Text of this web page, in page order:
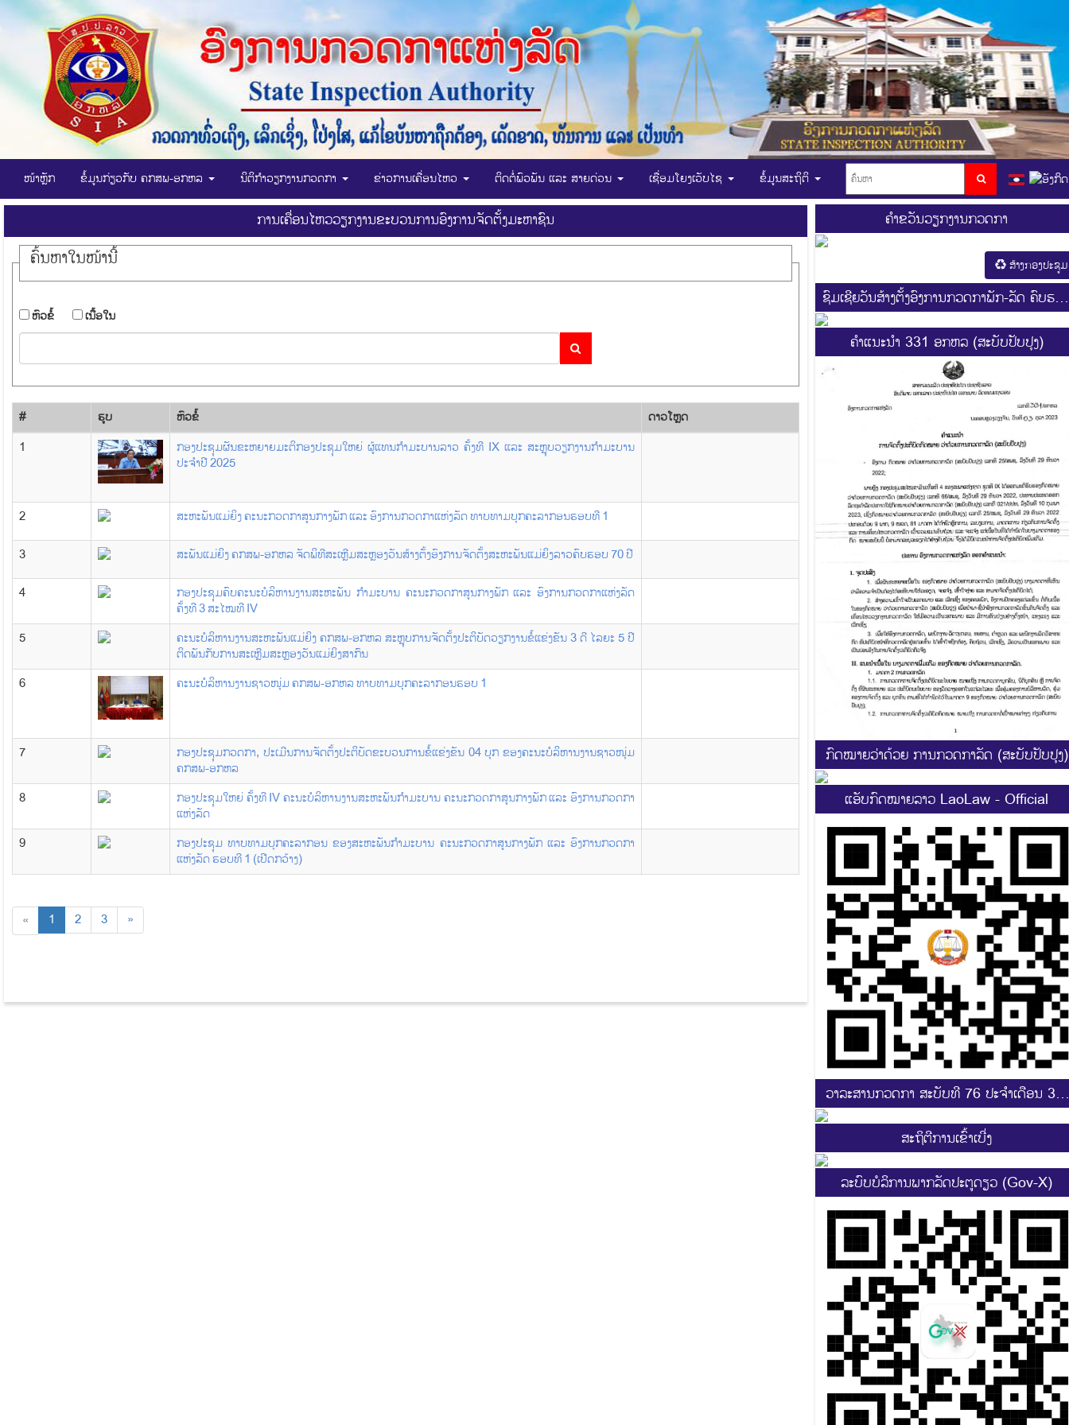
ໜ້າຫຼັກ ຂໍ້ມູນກ່ຽວກັບ ຄກສພ-ອກຫລ ນິຕິກໍາວຽກງານກວດກາ ຂ່າວການເຄື່ອນໄຫວ ຕິດຕໍ່ພົວພັນ ແລະ ສາຍດ່ວນ ເຊື່ອມໂຍງເວັບໄຊ ຂໍ້ມູນສະຖິຕິ
ການເຄື່ອນໄຫວວຽກງານຂະບວນການອົງການຈັດຕັ້ງມະຫາຊົນ
ຄົ້ນ​ຫາ​ໃນ​ໜ້ານີ້
​ຫົວ​ຂໍ້ ​ເນື້ອ​ໃນ
# ຮູບ ​ຫົວ​ຂໍ້
ດາວ​ໂຫຼດ
1
ກອງປະຊຸມຜັນຂະຫຍາຍມະຕິກອງປະຊຸມໃຫຍ່ ຜູ້ແທນກຳມະບານລາວ ຄັ້ງທີ IX ແລະ ສະຫຼຸບວຽກງານກໍາມະບານ
ປະຈໍາປີ 2025
2 ສະຫະພັນແມ່ຍິງ ຄະນະກວດກາສູນກາງພັກ ແລະ ອົງການກວດກາແຫ່ງລັດ ທາບທາມບຸກຄະລາກອນຮອບທີ 1
3 ສະພັນແມ່ຍິງ ຄກສພ-ອກຫລ ຈັດພິທີສະເຫຼີມສະຫຼອງວັນສ້າງຕັ້ງອົງການຈັດຕັ້ງສະຫະພັນແມ່ຍິງລາວຄົບຮອບ 70 ປີ
4
ກອງປະຊຸມຄົບຄະນະບໍລິຫານງານສະຫະພັນ ກຳມະບານ ຄະນະກວດກາສູນກາງພັກ ແລະ ອົງການກວດກາແຫ່ງລັດ
ຄັ້ງທີ 3 ສະໄໝທີ IV
5
ຄະນະບໍລິຫານງານສະຫະພັນແມ່ຍິງ ຄກສພ-ອກຫລ ສະຫຼຸບການຈັດຕັ້ງປະຕິບັດວຽກງານຂໍ້ແຂ່ງຂັນ 3 ດີ ໄລຍະ 5 ປີ
ຕິດພັນກັບການສະເຫຼີມສະຫຼອງວັນແມ່ຍິງສາກົນ
6
ຄະນະບໍລິຫານງານຊາວໜຸ່ມ ຄກສພ-ອກຫລ ທາບທາມບຸກຄະລາກອນຮອບ 1
7
ກອງປະຊຸມກວດກາ, ປະເມີນການຈັດຕັ້ງປະຕິບັດຂະບວນການຂໍ້ແຂ່ງຂັນ 04 ບຸກ ຂອງຄະນະບໍລິຫານງານຊາວໜຸ່ມ
ຄກສພ-ອກຫລ
8
ກອງປະຊຸມໃຫຍ່ ຄັ້ງທີ IV ຄະນະບໍລິຫານງານສະຫະພັນກໍາມະບານ ຄະນະກວດກາສູນກາງພັກ ແລະ ອົງການກວດກາ
ແຫ່ງລັດ
9
ກອງປະຊຸມ ທາບທາມບຸກຄະລາກອນ ຂອງສະຫະພັນກຳມະບານ ຄະນະກວດກາສູນກາງພັກ ແລະ ອົງການກວດກາ
ແຫ່ງລັດ ຮອບທີ 1 (ເປີດກວ້າງ)
« 1 2 3 »
ຄຳຂວັນວຽກງານກວດກາ
ສ້າງກອງປະຊູມ
ຊົມເຊີຍວັນສ້າງຕັ້ງອົງການກວດກາພັກ-ລັດ ຄົບຮອ
ຄຳແນະນຳ 331 ອກຫລ (ສະບັບປັບປຸງ)
ກົດໝາຍວ່າດ້ວຍ ການກວດກາລັດ (ສະບັບປັບປຸງ)
ແອັບກົດໝາຍລາວ LaoLaw - Official
ວາລະສານກວດກາ ສະບັບທີ 76 ປະຈຳເດືອນ 3-4
ສະ​ຖິ​ຕີການ​ເຂົ້າ​ເບີ່ງ
ລະບົບບໍລິການພາກລັດປະຕູດຽວ (Gov-X)